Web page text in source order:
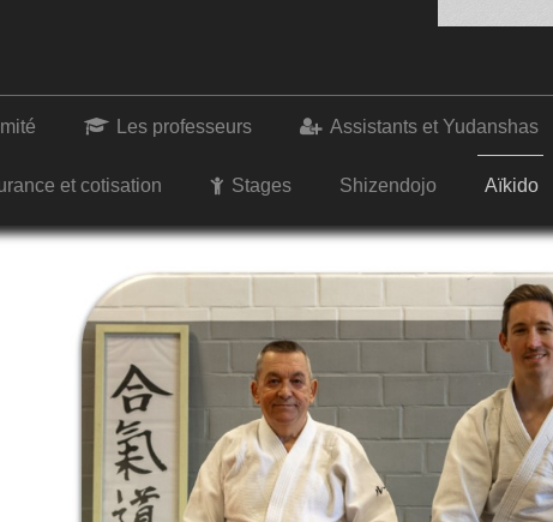
Les professeurs Assistants et Yudanshas
et cotisation Stages Shizendojo Aïkido